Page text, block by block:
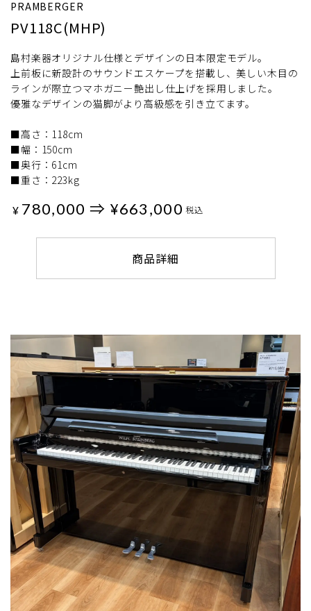
PRAMBERGER
PV118C(MHP)
島村楽器オリジナル仕様とデザインの日本限定モデル。
上前板に新設計のサウンドエスケープを搭載し、美しい木目の
ラインが際立つマホガニー艶出し仕上げを採用しました。
優雅なデザインの猫脚がより高級感を引き立てます。
■高さ：118cm
■幅：150cm
■奥行：61cm
■重さ：223kg
¥ 780,000 ⇒ ¥663,000 税込
商品詳細